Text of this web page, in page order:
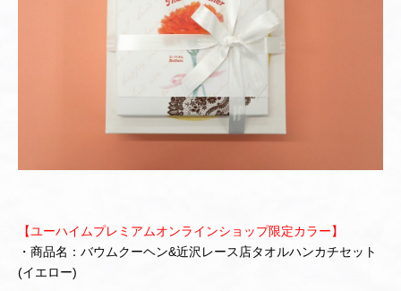
【ユーハイムプレミアムオンラインショップ限定カラー】
・商品名：バウムクーヘン&近沢レース店タオルハンカチセット
(イエロー)